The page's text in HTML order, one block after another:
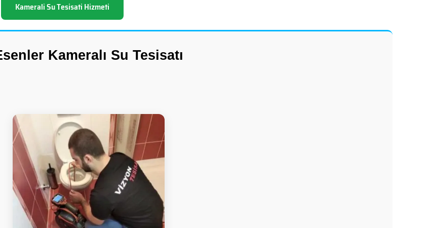
Kamerali Su Tesisati Hizmeti
Kameralı Su Tesisatı